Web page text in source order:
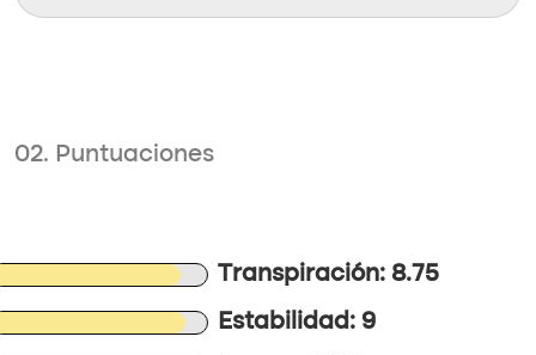
02. Puntuaciones
Transpiración: 8.75
Estabilidad: 9